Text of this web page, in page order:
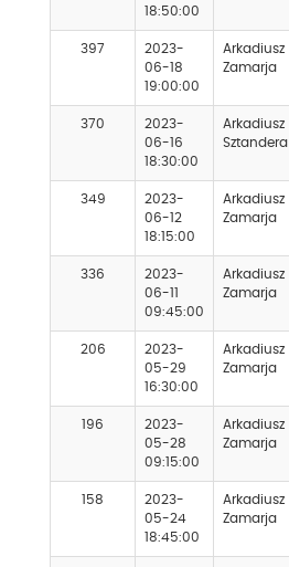
18:50:00
397
2023-
06-18
19:00:00
Arkadiusz
Zamarja
370
2023-
06-16
18:30:00
Arkadiusz
Sztandera
349
2023-
06-12
18:15:00
Arkadiusz
Zamarja
336
2023-
06-11
09:45:00
Arkadiusz
Zamarja
206
2023-
05-29
16:30:00
Arkadiusz
Zamarja
196
2023-
05-28
09:15:00
Arkadiusz
Zamarja
158
2023-
05-24
18:45:00
Arkadiusz
Zamarja